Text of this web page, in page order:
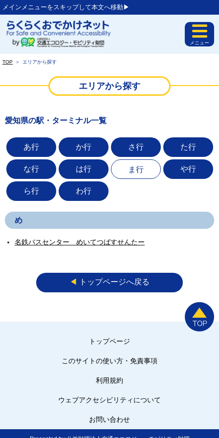
メインメニューをスキップして本文へ移動▶︎
メニュー
TOP ＞ エリアから探す
エリアから探す
愛知県の駅・ターミナル一覧
あ行 か行 さ行 た行
な行 は行 ま行 や行
ら行 わ行
め
名鉄バスセンター めいてつばすせんたー
◀︎ トップページへ戻る
トップページ
このサイトの使い方・免責事項
利用規約
ウェブアクセシビリティについて
お問い合わせ